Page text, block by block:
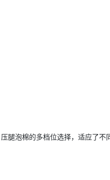
，压腿泡棉的多档位选择，适
和锻炼方法。